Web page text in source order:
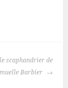
scaphandrier de
Barbier